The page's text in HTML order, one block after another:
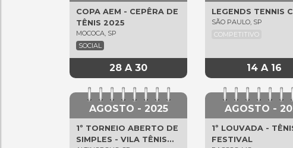
COPA AEM - CEPÊRA DE
TÊNIS 2025
MOCOCA, SP
SOCIAL
28 A 30
LEGENDS TENNIS
SÃO PAULO, SP
COMPETITIVO
14 A 16
AGOSTO - 2025
1º TORNEIO ABERTO DE
SIMPLES - VILA TÊNIS
AGOSTO -
1º LOUVADA -
FESTIVAL